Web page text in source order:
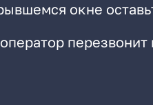
окне